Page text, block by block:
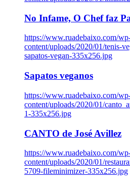
No Infame, O Chef faz
https://www.ruadebaixo.com/
content/uploads/2020/01/tenis-
sapatos-vegan-335x256.jpg
Sapatos veganos
https://www.ruadebaixo.com/
content/uploads/2020/01/
1-335x256.jpg
CANTO de José Avillez
https://www.ruadebaixo.com/
content/uploads/2020/01/
5709-fileminimizer-335x256.jpg